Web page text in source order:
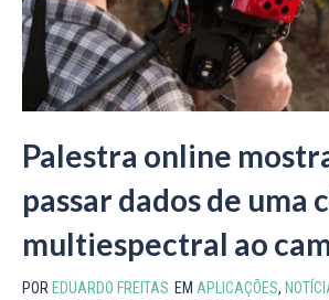
Palestra online
passar dados de uma
multiespectral ao
POR EDUARDO FREITAS EM APLICAÇÕES,